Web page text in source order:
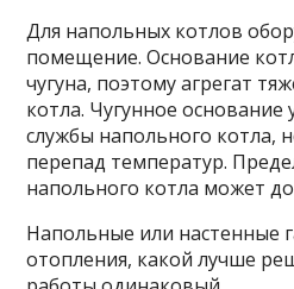
Для напольных котлов
помещение. Основание
чугуна, поэтому агрегат
котла. Чугунное основание
службы напольного котла,
перепад температур.
напольного котла может
Напольные или настенные
отопления, какой лучше